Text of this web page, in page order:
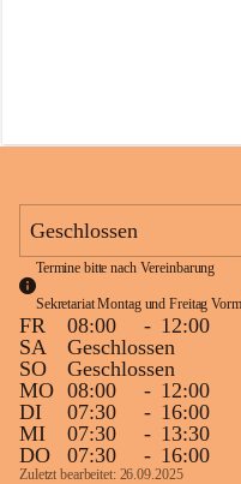
n
Geschlossen
Termine bitte nach Vereinbarung
Sekretariat Montag und Freitag
FR 08:00 - 12:00
SA
Geschlossen
SO
Geschlossen
MO 08:00 - 12:00
DI
07:30 - 16:00
MI
07:30 - 13:30
DO
07:30 - 16:00
Zuletzt bearbeitet: 26.09.2025